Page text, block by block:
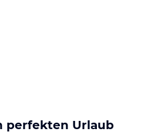
perfekten Urlaub